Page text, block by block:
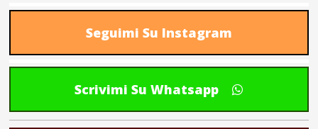
Seguimi Su Instagram
Scrivimi Su Whatsapp